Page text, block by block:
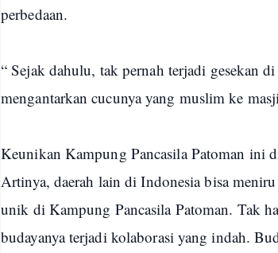
perbedaan.
“ Sejak dahulu, tak pernah terjadi gesekan
mengantarkan cucunya yang muslim ke
Keunikan Kampung Pancasila Patoman ini
Artinya, daerah lain di Indonesia bisa
unik di Kampung Pancasila Patoman. Tak
budayanya terjadi kolaborasi yang indah.